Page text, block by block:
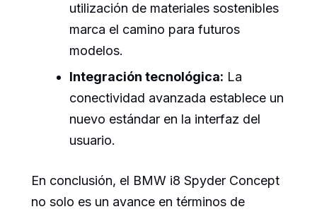
utilización de materiales sostenibles
marca el camino para futuros
modelos.
Integración tecnológica: La
conectividad avanzada establece un
nuevo estándar en la interfaz del
usuario.
En conclusión, el BMW i8 Spyder Concept
no solo es un avance en términos de